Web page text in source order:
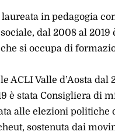
in pedagogia
dal 2008 al 2019
che si occupa di
ACLI Valle d’Aosta dal
è stata Consigliera di
alle elezioni politiche
sostenuta dai